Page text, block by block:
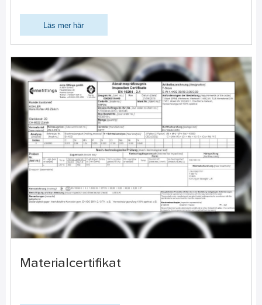
Läs mer här
Materialcertifikat